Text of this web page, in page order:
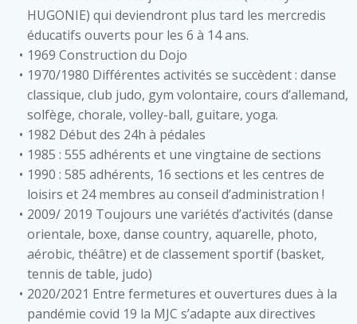
HUGONIE) qui deviendront plus tard les mercredis
éducatifs ouverts pour les 6 à 14 ans.
1969 Construction du Dojo
1970/1980 Différentes activités se succèdent : danse
classique, club judo, gym volontaire, cours d’allemand,
solfège, chorale, volley-ball, guitare, yoga.
1982 Début des 24h à pédales
1985 : 555 adhérents et une vingtaine de sections
1990 : 585 adhérents, 16 sections et les centres de
loisirs et 24 membres au conseil d’administration !
2009/ 2019 Toujours une variétés d’activités (danse
orientale, boxe, danse country, aquarelle, photo,
aérobic, théâtre) et de classement sportif (basket,
tennis de table, judo)
2020/2021 Entre fermetures et ouvertures dues à la
pandémie covid 19 la MJC s’adapte aux directives